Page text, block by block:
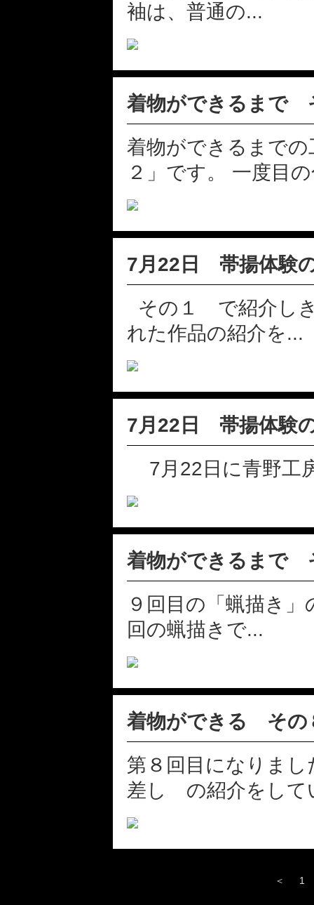
袖は、普通の...
着物ができるまで
着物ができるまで
２」です。 一度目
7月22日 帯揚体験
その１ で紹介し
れた作品の紹介を...
7月22日 帯揚体験
7月22日に青野工
着物ができるまで
９回目の「蝋描き
回の蝋描きで...
着物ができる その
第８回目になりま
差し の紹介をして
＜ 1